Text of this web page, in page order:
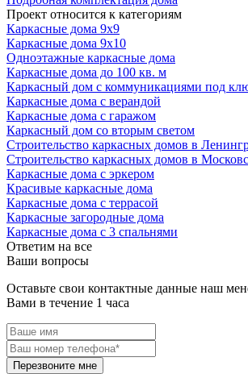
Проект относится к категориям
Каркасные дома 9х9
Каркасные дома 9х10
Одноэтажные каркасные дома
Каркасные дома до 100 кв. м
Каркасный дом с коммуникациями под
Каркасные дома с верандой
Каркасные дома с гаражом
Каркасный дом со вторым светом
Строительство каркасных домов в
Строительство каркасных домов в
Каркасные дома с эркером
Красивые каркасные дома
Каркасные дома с террасой
Каркасные загородные дома
Каркасные дома с 3 спальнями
Ответим на все
Ваши вопросы
Оставьте свои контактные данные наш
Вами в течение 1 часа
Перезвоните мне